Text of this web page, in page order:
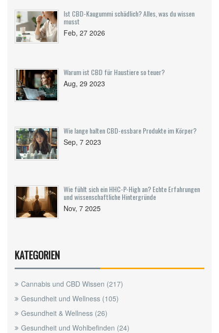
Ist CBD-Kaugummi schädlich? Alles, was du wissen
musst
Feb, 27 2026
Warum ist CBD für Haustiere so teuer?
Aug, 29 2023
Wie lange halten CBD-essbare Produkte im Körper?
Sep, 7 2023
Wie fühlt sich ein HHC-P-High an? Echte Erfahrungen
und wissenschaftliche Hintergründe
Nov, 7 2025
KATEGORIEN
Cannabis und CBD Wissen (217)
Gesundheit und Wellness (105)
Gesundheit & Wellness (26)
Gesundheit und Wohlbefinden (24)